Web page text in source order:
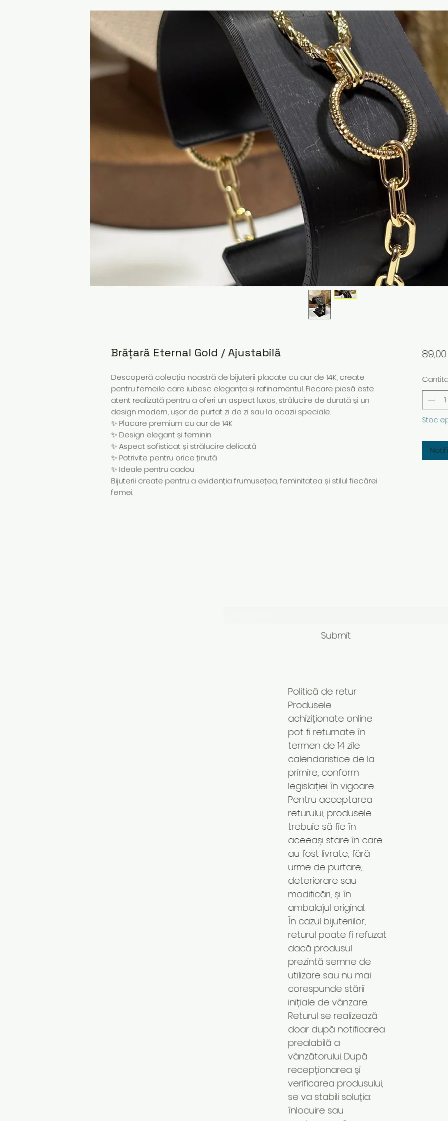
Brățară Eternal Gold / Ajustabilă
Descoperă colecția noastră de bijuterii placate cu aur de 14K, create
pentru femeile care iubesc eleganța și rafinamentul. Fiecare piesă este
atent realizată pentru a oferi un aspect luxos, strălucire de durată și un
design modern, ușor de purtat zi de zi sau la ocazii speciale.
✨ Placare premium cu aur de 14K
✨ Design elegant și feminin
✨ Aspect sofisticat și strălucire delicată
✨ Potrivite pentru orice ținută
✨ Ideale pentru cadou
Bijuterii create pentru a evidenția frumusețea, feminitatea și stilul fiecărei
femei.
Stoc
Submit
Politică de retur
Produsele
achiziționate online
pot fi returnate în
termen de 14 zile
calendaristice de la
primire, conform
legislației în vigoare.
Pentru acceptarea
returului, produsele
trebuie să fie în
aceeași stare în care
au fost livrate, fără
urme de purtare,
deteriorare sau
modificări, și în
ambalajul original.
În cazul bijuteriilor,
returul poate fi refuzat
dacă produsul
prezintă semne de
utilizare sau nu mai
corespunde stării
inițiale de vânzare.
Returul se realizează
doar după notificarea
prealabilă a
vânzătorului. După
recepționarea și
verificarea produsului,
se va stabili soluția:
înlocuire sau